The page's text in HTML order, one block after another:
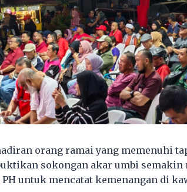
orang ramai yang memenuhi
sokongan akar umbi
untuk mencatat kemenangan di